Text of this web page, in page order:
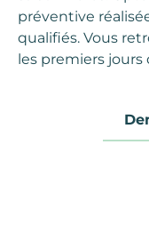
préventive
qualifiés. Vous
les premiers